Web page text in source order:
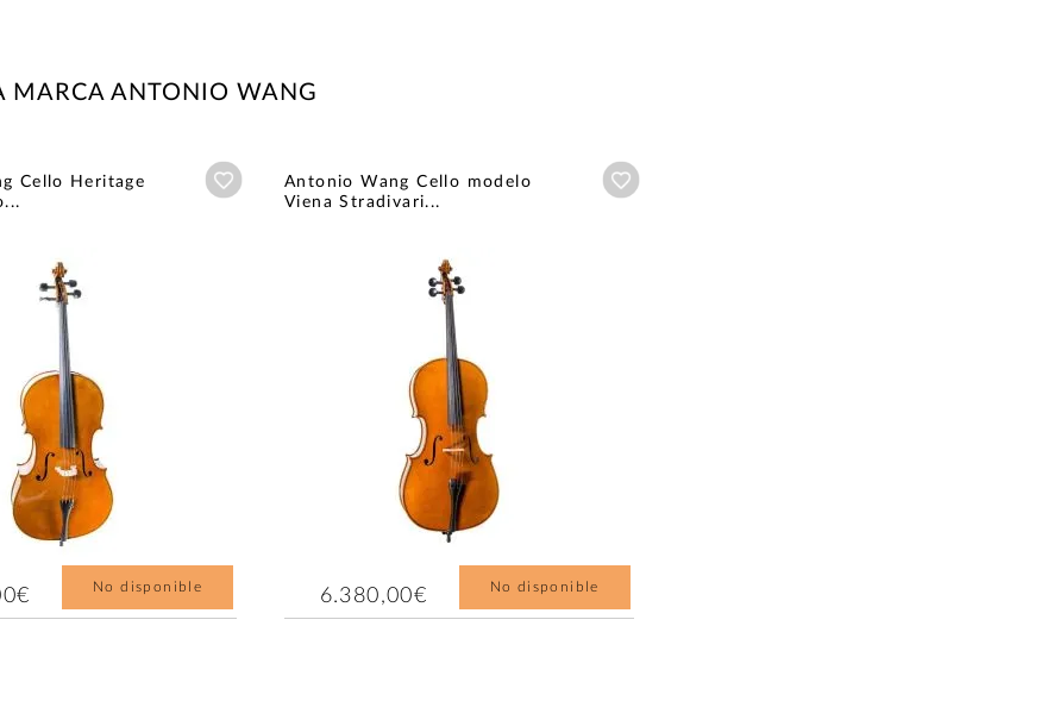
MARCA ANTONIO WANG
Cello Heritage
Añadir a wishlist
No disponible
Antonio Wang Cello modelo
Viena Stradivari...
6.380,00€ No disponible